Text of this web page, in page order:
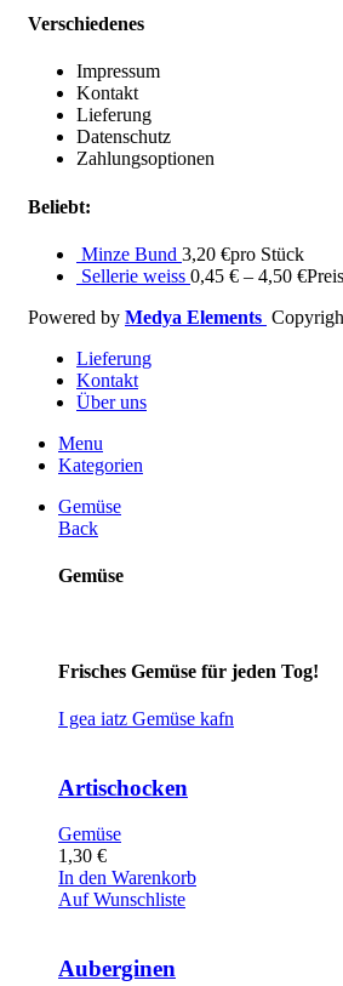
Verschiedenes
Impressum
Kontakt
Lieferung
Datenschutz
Zahlungsoptionen
Beliebt:
Minze Bund 3,20 €pro Stück
Sellerie weiss 0,45 € – 4,50 €
Powered by Medya Elements
Lieferung
Kontakt
Über uns
Menu
Kategorien
Gemüse
Back
Gemüse
Frisches Gemüse für jeden Tog!
I gea iatz Gemüse kafn
Artischocken
Gemüse
1,30 €
In den Warenkorb
Auf Wunschliste
Auberginen